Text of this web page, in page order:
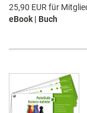
25,90 EUR für
eBook | Buch